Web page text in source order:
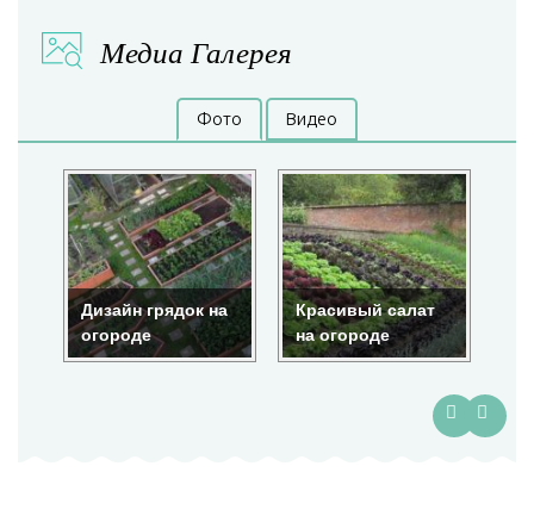
Медиа Галерея
Фото Видео
Дизайн грядок на
огороде
Красивый салат
на огороде